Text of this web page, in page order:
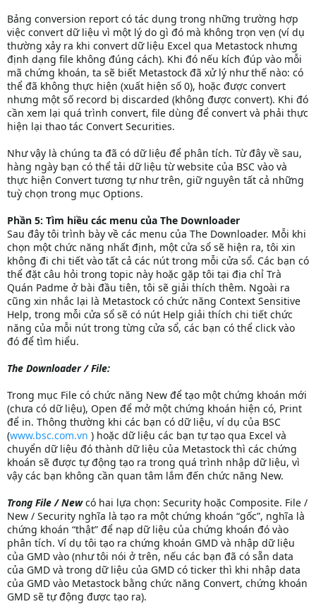
Bảng conversion report có tác dụng trong những trường hợp
việc convert dữ liệu vì một lý do gì đó mà không trọn vẹn (ví dụ
thường xảy ra khi convert dữ liệu Excel qua Metastock nhưng
định dạng file không đúng cách). Khi đó nếu kích đúp vào mỗi
mã chứng khoán, ta sẽ biết Metastock đã xử lý như thế nào: có
thể đã không thực hiện (xuất hiện số 0), hoặc được convert
nhưng một số record bị discarded (không được convert). Khi đó
cần xem lại quá trình convert, file dùng để convert và phải thực
hiện lại thao tác Convert Securities.
Như vậy là chúng ta đã có dữ liệu để phân tích. Từ đây về sau,
hàng ngày bạn có thể tải dữ liệu từ website của BSC vào và
thực hiện Convert tương tự như trên, giữ nguyên tất cả những
tuỳ chọn trong mục Options.
Phần 5: Tìm hiều các menu của The Downloader
Sau đây tôi trình bày về các menu của The Downloader. Mỗi khi
chọn một chức năng nhất định, một cửa sổ sẽ hiện ra, tôi xin
không đi chi tiết vào tất cả các nút trong mỗi cửa sổ. Các bạn có
thể đặt câu hỏi trong topic này hoặc gặp tôi tại địa chỉ Trà
Quán Padme ở bài đầu tiên, tôi sẽ giải thích thêm. Ngoài ra
cũng xin nhắc lại là Metastock có chức năng Context Sensitive
Help, trong mỗi cửa sổ sẽ có nút Help giải thích chi tiết chức
năng của mỗi nút trong từng cửa sổ, các bạn có thể click vào
đó để tìm hiểu.
The Downloader / File:
Trong mục File có chức năng New để tạo một chứng khoán mới
(chưa có dữ liệu), Open để mở một chứng khoán hiện có, Print
để in. Thông thường khi các bạn có dữ liệu, ví dụ của BSC
(www.bsc.com.vn ) hoặc dữ liệu các bạn tự tạo qua Excel và
chuyển dữ liệu đó thành dữ liệu của Metastock thì các chứng
khoán sẽ được tự động tạo ra trong quá trình nhập dữ liệu, vì
vậy các bạn không cần quan tâm lắm đến chức năng New.
Trong File / New có hai lựa chọn: Security hoặc Composite. File /
New / Security nghĩa là tạo ra một chứng khoán “gốc”, nghĩa là
chứng khoán “thật” để nạp dữ liệu của chứng khoán đó vào
phân tích. Ví dụ tôi tạo ra chứng khoán GMD và nhập dữ liệu
của GMD vào (như tôi nói ở trên, nếu các bạn đã có sẵn data
của GMD và trong dữ liệu của GMD có ticker thì khi nhập data
của GMD vào Metastock bằng chức năng Convert, chứng khoán
GMD sẽ tự động được tạo ra).